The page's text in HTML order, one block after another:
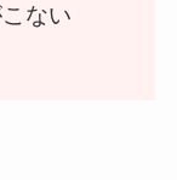
ない